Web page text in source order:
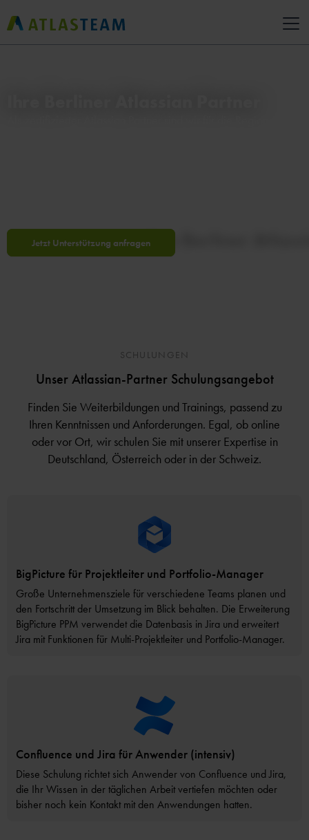
Jetzt Unterstützung anfragen
SCHULUNGEN
Unser Atlassian-Partner Schulungsangebot
Finden Sie Weiterbildungen und Trainings, passend zu
Ihren Kenntnissen und Anforderungen. Egal, ob online
oder vor Ort, wir schulen Sie mit unserer Expertise in
Deutschland, Österreich oder in der Schweiz.
BigPicture für Projektleiter und Portfolio-Manager
Große Unternehmensziele für verschiedene Teams planen und
den Fortschritt der Umsetzung im Blick behalten. Die Erweiterung
BigPicture PPM verwendet die Datenbasis in Jira und erweitert
Jira mit Funktionen für Multi-Projektleiter und Portfolio-Manager.
Confluence und Jira für Anwender (intensiv)
Diese Schulung richtet sich Anwender von Confluence und Jira,
die Ihr Wissen in der täglichen Arbeit vertiefen möchten oder
bisher noch kein Kontakt mit den Anwendungen hatten.